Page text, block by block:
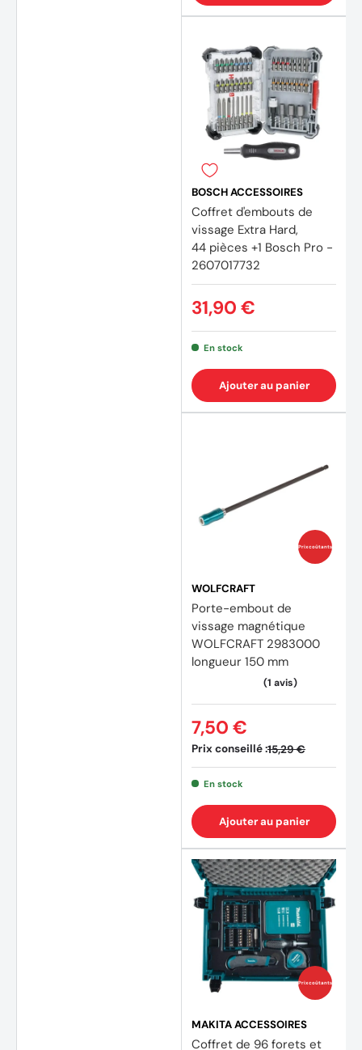
BOSCH ACCESSOIRES
Coffret d'embouts de
vissage Extra Hard,
44 pièces +1 Bosch Pro -
2607017732
31,90 €
En stock
Ajouter au panier
Prix coûtants
WOLFCRAFT
Porte-embout de
vissage magnétique
WOLFCRAFT 2983000
longueur 150 mm
Prix conseillé :15,29 €
7,50 €
En stock
Ajouter au panier
Prix coûtants
MAKITA ACCESSOIRES
Coffret de 96 forets et